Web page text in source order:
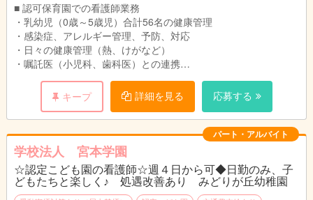
■ 認可保育園での看護師業務
・乳幼児（0歳～5歳児）合計56名の健康管理
・感染症、アレルギー管理、予防、対応
・日々の健康管理（熱、けがなど）
・嘱託医（小児科、歯科医）との連携
・緊急時の保育補助
・保護者との健康に関する指導等コミュニケーション
キープ 詳細を見る 応募する
パート・アルバイト
学校法人 宮本学園
☆認定こども園の看護師☆週４日から可◆日勤のみ、子
どもたちと楽しく♪ 処遇改善あり みどりが丘幼稚園